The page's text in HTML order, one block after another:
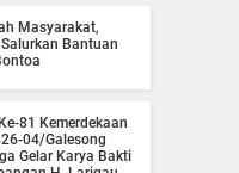
Masyarakat,
Bantuan
81 Kemerdekaan
04/Galesong
Gelar Karya Bakti